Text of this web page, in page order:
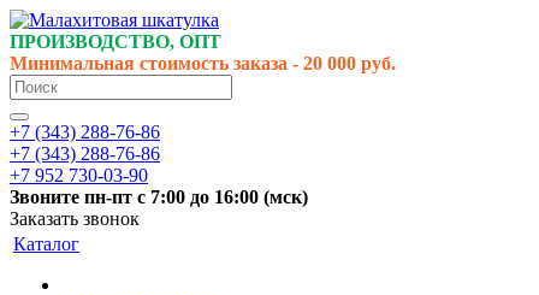
ПРОИЗВОДСТВО, ОПТ
Минимальная стоимость заказа - 20 000 руб.
+7 (343) 288-76-86
+7 (343) 288-76-86
+7 952 730-03-90
Звоните пн-пт с 7:00 до 16:00 (мск)
Заказать звонок
Каталог